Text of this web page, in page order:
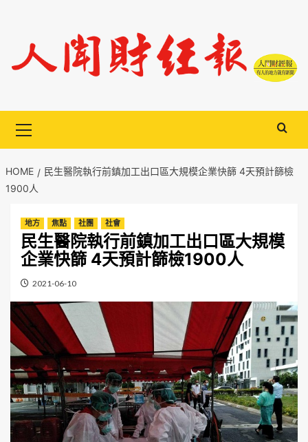
content
Menu
HOME
民生醫院執行前鎮加工出口區大規模企業快篩 4天預計篩檢
1900人
地方 焦點 社團 社會
民生醫院執行前鎮加工出口區大規模
企業快篩 4天預計篩檢1900人
2021-06-10